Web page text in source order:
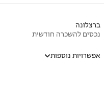
ברצלונה
נכסים להשכרה חודשית
אפשרויות נוספות